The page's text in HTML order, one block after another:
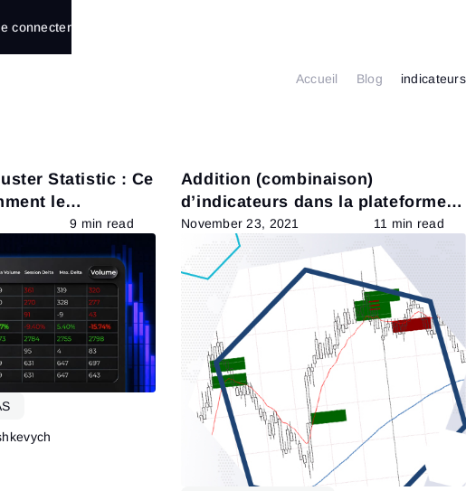
connecter
Accueil Blog indicateurs
Statistic : Ce
le
9 min read
Addition (combinaison)
d’indicateurs dans la plateforme
ATAS
November 23, 2021 11 min read